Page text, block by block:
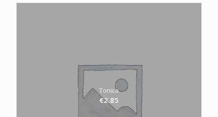
Tonica
€2.85